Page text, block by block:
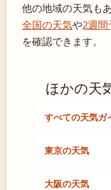
他の地域の天気も
全国の天気や2週間
を確認できます。
ほかの天
すべての天気ガ
東京の天気
大阪の天気